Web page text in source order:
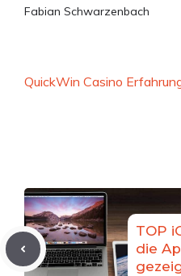
Fabian Schwarzenbach
QuickWin Casino
TOP
die